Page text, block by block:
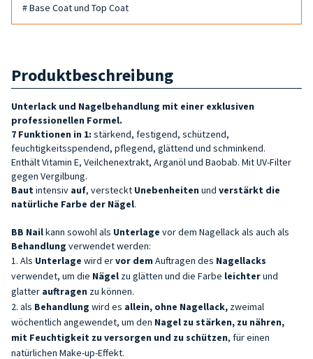
# Base Coat und Top Coat
Produktbeschreibung
Unterlack und Nagelbehandlung mit einer exklusiven
professionellen Formel.
7 Funktionen in 1: stärkend, festigend, schützend,
feuchtigkeitsspendend, pflegend, glättend und schminkend.
Enthält Vitamin E, Veilchenextrakt, Arganöl und Baobab. Mit UV-Filter
gegen Vergilbung.
Baut intensiv auf, versteckt Unebenheiten und verstärkt die
natürliche Farbe der Nägel.
BB Nailkann sowohl als Unterlage vor dem Nagellack als auch als
Behandlung verwendet werden:
Als Unterlage wird ervor dem Auftragen des Nagellacks
verwendet, um die Nägel zu glätten und die Farbe leichterund
glatter auftragen zu können.
als Behandlung wird es allein, ohne Nagellack, zweimal
wöchentlich angewendet, um den Nagel zu stärken, zu nähren,
mit Feuchtigkeit zu versorgen und zu schützen, für einen
natürlichen Make-up-Effekt.